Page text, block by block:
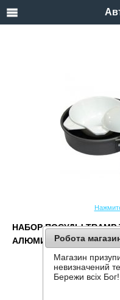
НАБОР ПОСУДЫ TRAMP
АЛЮМИНИЯ НА 1-2
Производитель:
Код товара:
Робота
Магазин
невизначений
Бережи всіх Бог!